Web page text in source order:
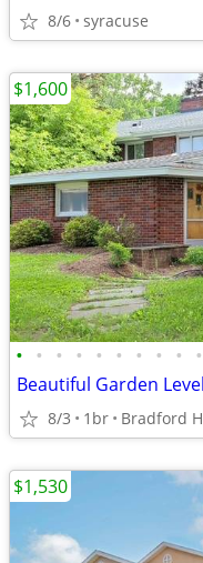
8/6 syracuse
• • • • • • • • • •
Beautiful Garden
8/3 1br Bradford
$1,600
$1,530